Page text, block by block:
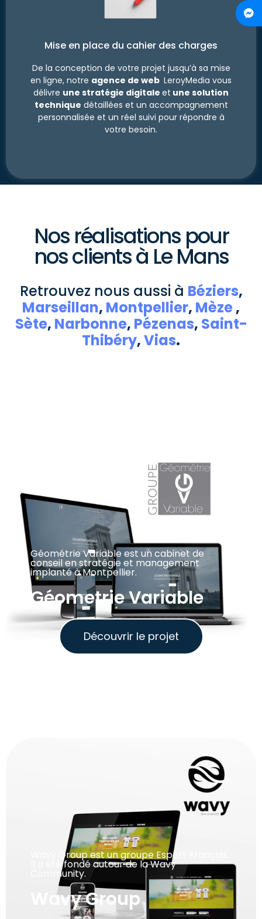
Mise en place du cahier des charges
De la conception de votre projet jusqu’à sa mise
en ligne, notre agence de web LeroyMedia vous
délivre une stratégie digitale et une solution
technique détaillées et un accompagnement
personnalisée et un réel suivi pour répondre à
votre besoin.
Nos réalisations pour
nos clients à Le Mans
Retrouvez nous aussi à Béziers,
Marseillan, Montpellier, Mèze ,
Sète, Narbonne, Pézenas, Saint-
Thibéry,Vias.
Géométrie Variable est un cabinet de
conseil en stratégie et management
implanté à Montpellier.
Géometrie Variable
Découvrir le projet
Wavy Group est un groupe Esport Français.
Il a été fondé autour de la Wavy
Community.
Wavy Group